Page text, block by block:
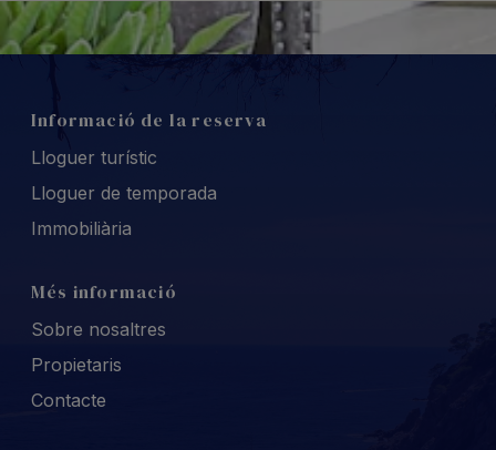
Informació de la reserva
Lloguer turístic
Lloguer de temporada
Immobiliària
Més informació
Sobre nosaltres
Propietaris
Contacte